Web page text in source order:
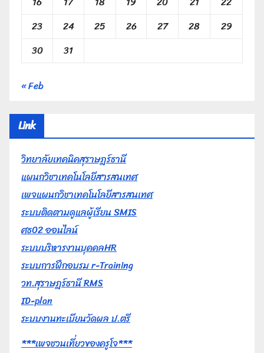
23
24 25 26 27 28
29
30
31
« Feb
Link
วิทยาลัยเทคนิคสุราษฎร์ธานี
แผนกวิชาเทคโนโลยีสารสนเทศ
เพจแผนกวิชาเทคโนโลยีสารสนเทศ
ระบบติดตามดูแลผู้เรียน SMIS
ศธ02 ออนไลน์
ระบบบริหารงานบุคคลHR
ระบบการฝึกอบรม r-Training
วท.สุราษฎร์ธานี RMS
ID-plan
ระบบงานทะเบียนวัดผล ป.ตรี
***เพจชวนเที่ยวของครูโจ***